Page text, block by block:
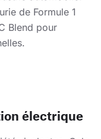
de Formule 1
Blend pour
électrique